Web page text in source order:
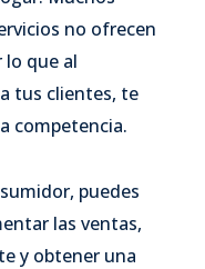
no ofrecen
que al
tus clientes, te
competencia.
puedes
las ventas,
y obtener una